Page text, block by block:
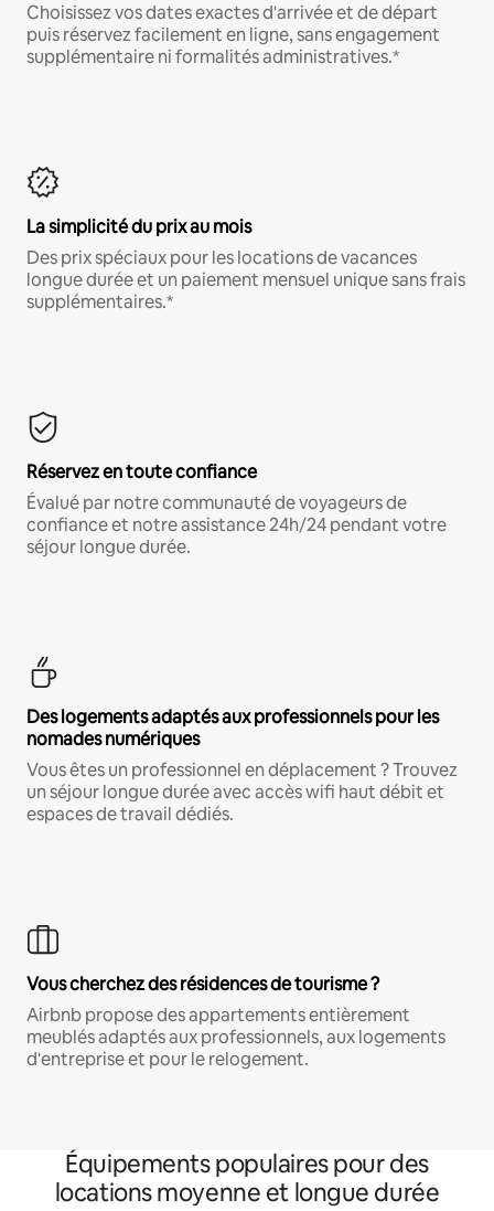
Choisissez vos dates exactes d'arrivée et de départ
puis réservez facilement en ligne, sans engagement
supplémentaire ni formalités administratives.*
La simplicité du prix au mois
Des prix spéciaux pour les locations de vacances
longue durée et un paiement mensuel unique sans frais
supplémentaires.*
Réservez en toute confiance
Évalué par notre communauté de voyageurs de
confiance et notre assistance 24h/24 pendant votre
séjour longue durée.
Des logements adaptés aux professionnels pour les
nomades numériques
Vous êtes un professionnel en déplacement ? Trouvez
un séjour longue durée avec accès wifi haut débit et
espaces de travail dédiés.
Vous cherchez des résidences de tourisme ?
Airbnb propose des appartements entièrement
meublés adaptés aux professionnels, aux logements
d'entreprise et pour le relogement.
Équipements populaires pour des
locations moyenne et longue durée